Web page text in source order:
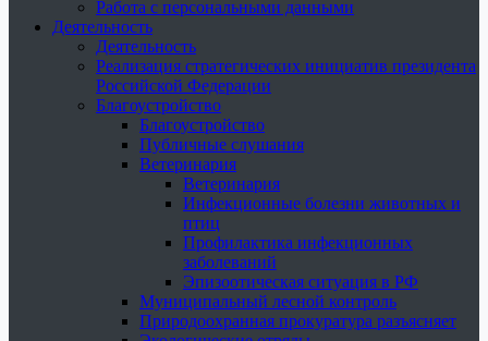
Работа с персональными данными
Деятельность
Деятельность
Реализация стратегических инициатив президента
Российской Федерации
Благоустройство
Благоустройство
Публичные слушания
Ветеринария
Ветеринария
Инфекционные болезни животных и
птиц
Профилактика инфекционных
заболеваний
Эпизоотическая ситуация в РФ
Муниципальный лесной контроль
Природоохранная прокуратура разъясняет